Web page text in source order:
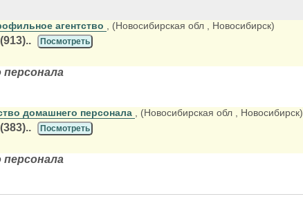
агентство , (Новосибирская обл , Новосибирск)
Посмотреть
домашнего персонала , (Новосибирская обл , Новосибирск)
Посмотреть